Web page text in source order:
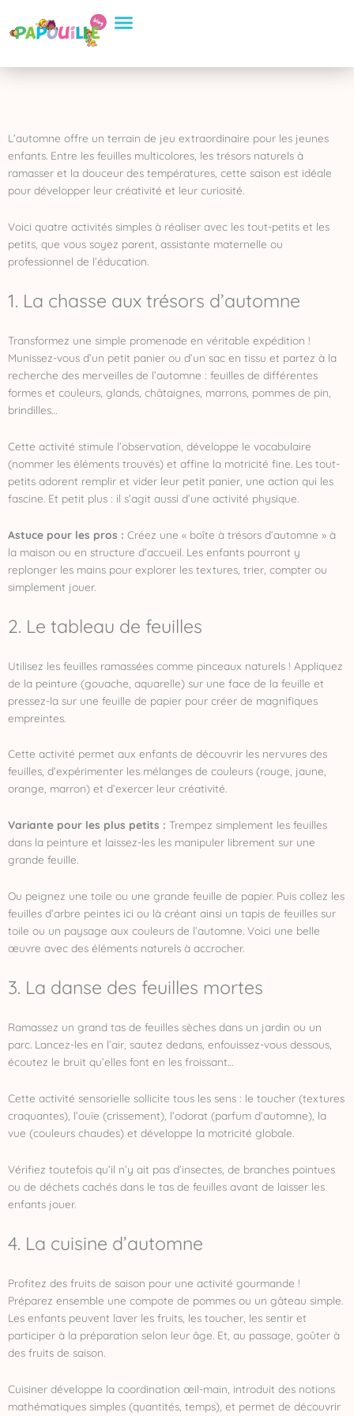
contenu
L’automne offre un terrain de jeu extraordinaire pour les jeunes
enfants. Entre les feuilles multicolores, les trésors naturels à
ramasser et la douceur des températures, cette saison est idéale
pour développer leur créativité et leur curiosité.
Voici quatre activités simples à réaliser avec les tout-petits et les
petits, que vous soyez parent, assistante maternelle ou
professionnel de l’éducation.
1. La chasse aux trésors d’automne
Transformez une simple promenade en véritable expédition !
Munissez-vous d’un petit panier ou d’un sac en tissu et partez à la
recherche des merveilles de l’automne : feuilles de différentes
formes et couleurs, glands, châtaignes, marrons, pommes de pin,
brindilles…
Cette activité stimule l’observation, développe le vocabulaire
(nommer les éléments trouvés) et affine la motricité fine. Les tout-
petits adorent remplir et vider leur petit panier, une action qui les
fascine. Et petit plus : il s’agit aussi d’une activité physique.
Astuce pour les pros : Créez une « boîte à trésors d’automne » à
la maison ou en structure d’accueil. Les enfants pourront y
replonger les mains pour explorer les textures, trier, compter ou
simplement jouer.
2. Le tableau de feuilles
Utilisez les feuilles ramassées comme pinceaux naturels ! Appliquez
de la peinture (gouache, aquarelle) sur une face de la feuille et
pressez-la sur une feuille de papier pour créer de magnifiques
empreintes.
Cette activité permet aux enfants de découvrir les nervures des
feuilles, d’expérimenter les mélanges de couleurs (rouge, jaune,
orange, marron) et d’exercer leur créativité.
Variante pour les plus petits : Trempez simplement les feuilles
dans la peinture et laissez-les les manipuler librement sur une
grande feuille.
Ou peignez une toile ou une grande feuille de papier. Puis collez les
feuilles d’arbre peintes ici ou là créant ainsi un tapis de feuilles sur
toile ou un paysage aux couleurs de l’automne. Voici une belle
œuvre avec des éléments naturels à accrocher.
3. La danse des feuilles mortes
Ramassez un grand tas de feuilles sèches dans un jardin ou un
parc. Lancez-les en l’air, sautez dedans, enfouissez-vous dessous,
écoutez le bruit qu’elles font en les froissant…
Cette activité sensorielle sollicite tous les sens : le toucher (textures
craquantes), l’ouïe (crissement), l’odorat (parfum d’automne), la
vue (couleurs chaudes) et développe la motricité globale.
Vérifiez toutefois qu’il n’y ait pas d’insectes, de branches pointues
ou de déchets cachés dans le tas de feuilles avant de laisser les
enfants jouer.
4. La cuisine d’automne
Profitez des fruits de saison pour une activité gourmande !
Préparez ensemble une compote de pommes ou un gâteau simple.
Les enfants peuvent laver les fruits, les toucher, les sentir et
participer à la préparation selon leur âge. Et, au passage, goûter à
des fruits de saison.
Cuisiner développe la coordination œil-main, introduit des notions
mathématiques simples (quantités, temps), et permet de découvrir